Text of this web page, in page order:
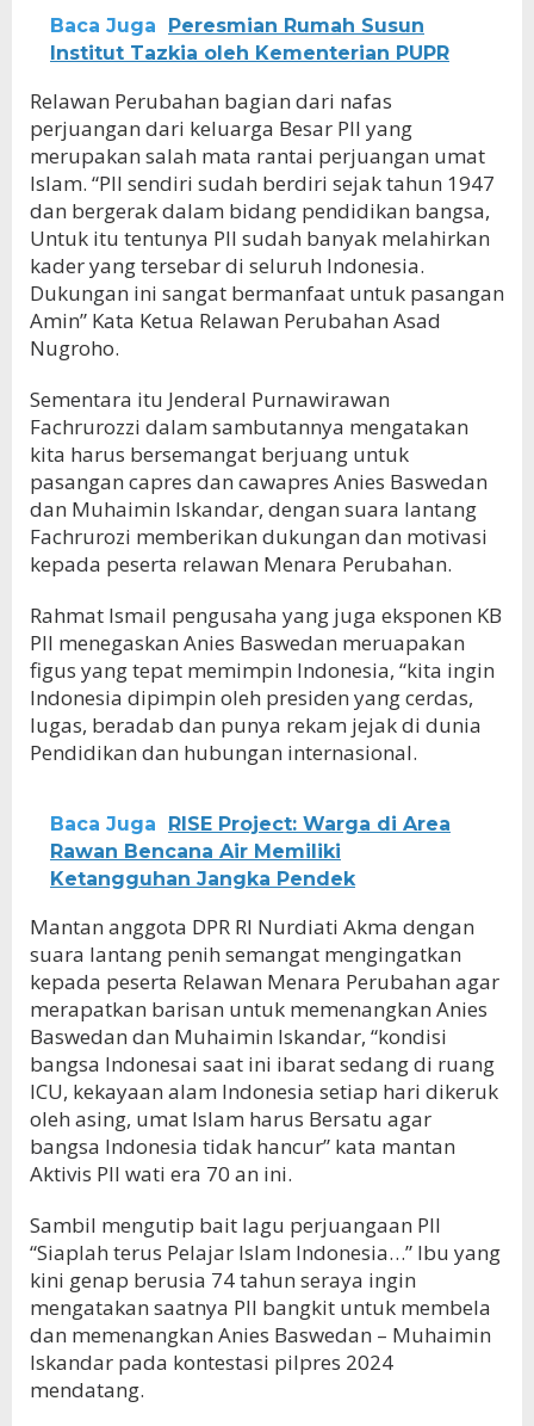
Baca Juga
Peresmian Rumah Susun
Institut Tazkia oleh Kementerian PUPR
Relawan Perubahan bagian dari nafas
perjuangan dari keluarga Besar PII yang
merupakan salah mata rantai perjuangan umat
Islam. “PII sendiri sudah berdiri sejak tahun 1947
dan bergerak dalam bidang pendidikan bangsa,
Untuk itu tentunya PII sudah banyak melahirkan
kader yang tersebar di seluruh Indonesia.
Dukungan ini sangat bermanfaat untuk pasangan
Amin” Kata Ketua Relawan Perubahan Asad
Nugroho.
Sementara itu Jenderal Purnawirawan
Fachrurozzi dalam sambutannya mengatakan
kita harus bersemangat berjuang untuk
pasangan capres dan cawapres Anies Baswedan
dan Muhaimin Iskandar, dengan suara lantang
Fachrurozi memberikan dukungan dan motivasi
kepada peserta relawan Menara Perubahan.
Rahmat Ismail pengusaha yang juga eksponen KB
PII menegaskan Anies Baswedan meruapakan
figus yang tepat memimpin Indonesia, “kita ingin
Indonesia dipimpin oleh presiden yang cerdas,
lugas, beradab dan punya rekam jejak di dunia
Pendidikan dan hubungan internasional.
Baca Juga
RISE Project: Warga di Area
Rawan Bencana Air Memiliki
Ketangguhan Jangka Pendek
Mantan anggota DPR RI Nurdiati Akma dengan
suara lantang penih semangat mengingatkan
kepada peserta Relawan Menara Perubahan agar
merapatkan barisan untuk memenangkan Anies
Baswedan dan Muhaimin Iskandar, “kondisi
bangsa Indonesai saat ini ibarat sedang di ruang
ICU, kekayaan alam Indonesia setiap hari dikeruk
oleh asing, umat Islam harus Bersatu agar
bangsa Indonesia tidak hancur” kata mantan
Aktivis PII wati era 70 an ini.
Sambil mengutip bait lagu perjuangaan PII
“Siaplah terus Pelajar Islam Indonesia…” Ibu yang
kini genap berusia 74 tahun seraya ingin
mengatakan saatnya PII bangkit untuk membela
dan memenangkan Anies Baswedan – Muhaimin
Iskandar pada kontestasi pilpres 2024
mendatang.